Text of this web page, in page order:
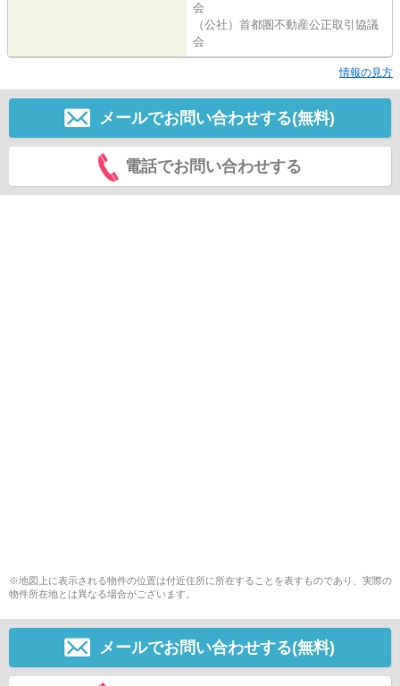
会
（公社）首都圏不動産公正取引協議
会
情報の見方
メールでお問い合わせする(無料)
電話でお問い合わせする
※地図上に表示される物件の位置は付近住所に所在することを表すものであり、実際の
物件所在地とは異なる場合がございます。
メールでお問い合わせする(無料)